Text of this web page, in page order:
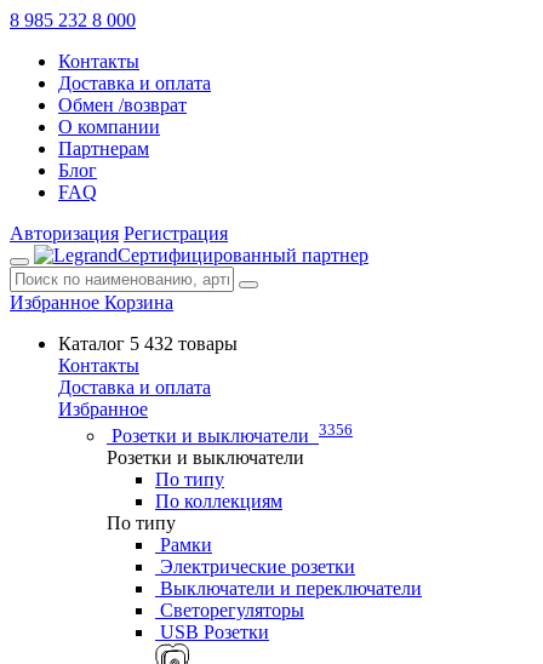
8 985 232 8 000
Контакты
Доставка и оплата
Обмен /возврат
О компании
Партнерам
Блог
FAQ
Авторизация Регистрация
Сертифицированный партнер
Избранное Корзина
Каталог 5 432 товары
Контакты
Доставка и оплата
Избранное
Розетки и выключатели 3356
Розетки и выключатели
По типу
По коллекциям
По типу
Рамки
Электрические розетки
Выключатели и переключатели
Светорегуляторы
USB Розетки